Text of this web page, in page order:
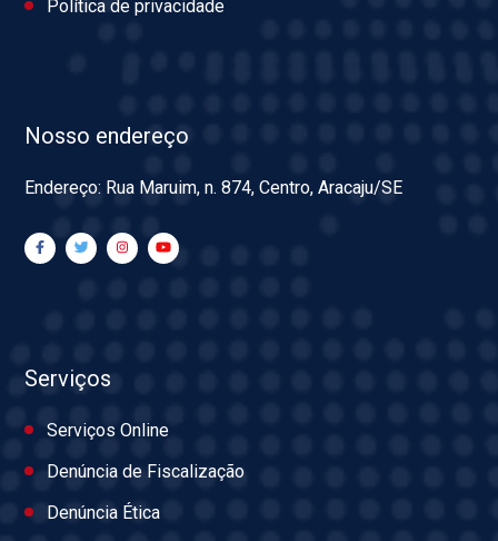
Política de privacidade
Nosso endereço
Endereço: Rua Maruim, n. 874, Centro, Aracaju/SE
Serviços
Serviços Online
Denúncia de Fiscalização
Denúncia Ética